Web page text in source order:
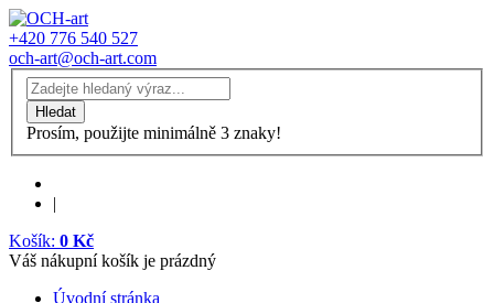
+420 776 540 527
och-art@och-art.com
Prosím, použijte minimálně 3 znaky!
|
Košík: 0 Kč
Váš nákupní košík je prázdný
Úvodní stránka